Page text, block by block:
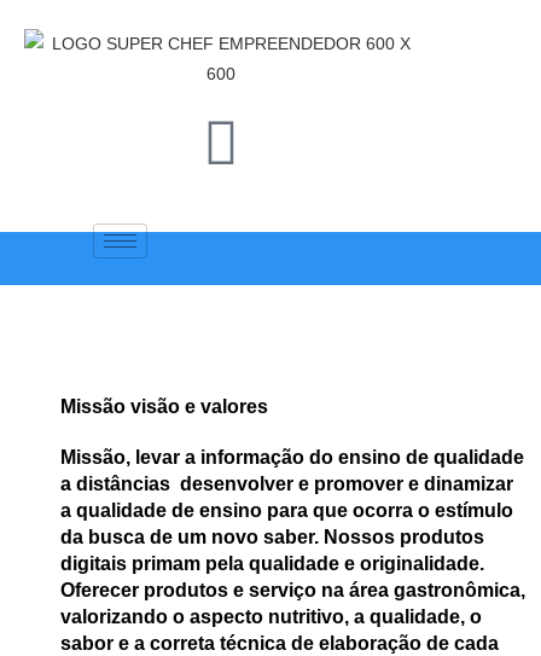
Missão visão e valores
Missão, levar a informação do ensino de qualidade
a distâncias desenvolver e promover e dinamizar
a qualidade de ensino para que ocorra o estímulo
da busca de um novo saber. Nossos produtos
digitais primam pela qualidade e originalidade.
Oferecer produtos e serviço na área gastronômica,
valorizando o aspecto nutritivo, a qualidade, o
sabor e a correta técnica de elaboração de cada